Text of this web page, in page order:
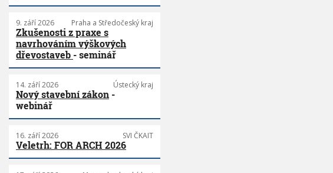
9. září 2026 Praha a Středočeský kraj
Zkušenosti z praxe s
navrhováním výškových
dřevostaveb - seminář
14. září 2026 Ústecký kraj
Nový stavební zákon -
webinář
16. září 2026 SVI ČKAIT
Veletrh: FOR ARCH 2026